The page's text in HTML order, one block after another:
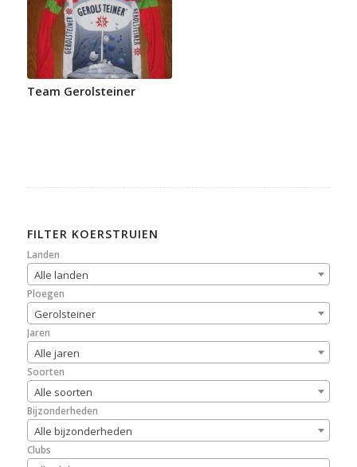
Team Gerolsteiner
FILTER KOERSTRUIEN
Landen
Alle landen
Ploegen
Gerolsteiner
Jaren
Alle jaren
Soorten
Alle soorten
Bijzonderheden
Alle bijzonderheden
Clubs